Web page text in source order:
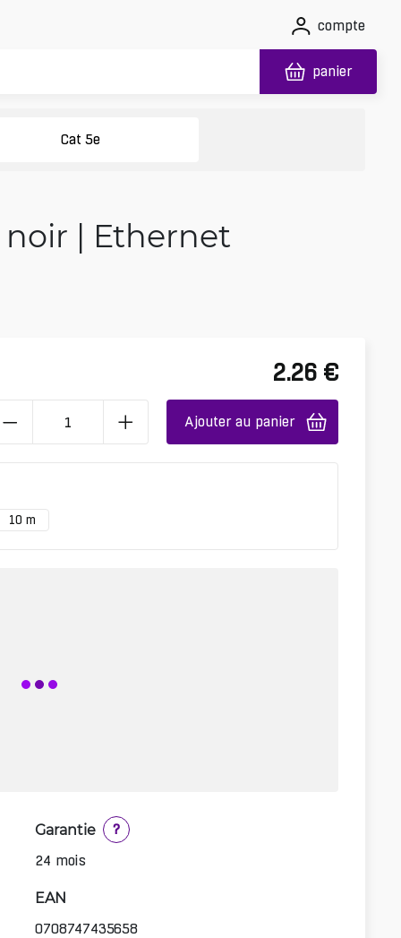
compte
panier
Cat 5e
noir | Ethernet
2.26 €
Ajouter au panier
10 m
Garantie
?
24 mois
EAN
0708747435658